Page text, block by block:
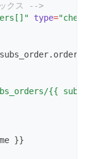
クス -->
type=
{{
}}